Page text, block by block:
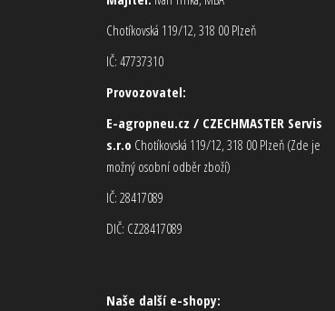
Chotíkovská 119/12, 318 00 Plzeň
IČ: 47737310
Provozovatel:
E-agropneu.cz / CZECHMASTER Servis
s.r.o Chotíkovská 119/12, 318 00 Plzeň (Zde je
možný osobní odběr zboží)
IČ: 28417089
DIČ: CZ28417089
Naše další e-shopy: